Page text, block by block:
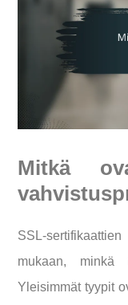
Mitkä
SSL-
mukaan, minkä
Yleisimmät tyypit